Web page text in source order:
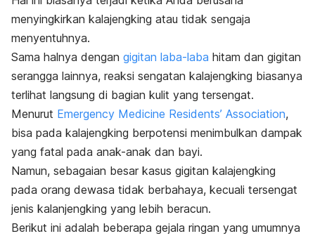
menyingkirkan kalajengking atau tidak sengaja
menyentuhnya.
Sama halnya dengan gigitan laba-laba hitam dan gigitan
serangga lainnya, reaksi sengatan kalajengking biasanya
terlihat langsung di bagian kulit yang tersengat.
Menurut Emergency Medicine Residents’ Association,
bisa pada kalajengking berpotensi menimbulkan dampak
yang fatal pada anak-anak dan bayi.
Namun, sebagaian besar kasus gigitan kalajengking
pada orang dewasa tidak berbahaya, kecuali tersengat
jenis kalanjengking yang lebih beracun.
Berikut ini adalah beberapa gejala ringan yang umumnya